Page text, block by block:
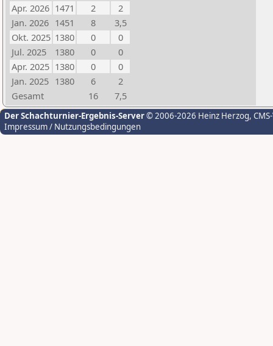
Apr. 2026 1471 2
2
Jan. 2026 1451 8
3,5
Okt. 2025 1380 0
0
Jul. 2025
1380 0
0
Apr. 2025 1380 0
0
Jan. 2025 1380 6
2
Gesamt
16 7,5
Der Schachturnier-Ergebnis-Server© 2006-2026 Heinz Herzog,
Impressum / Nutzungsbedingungen